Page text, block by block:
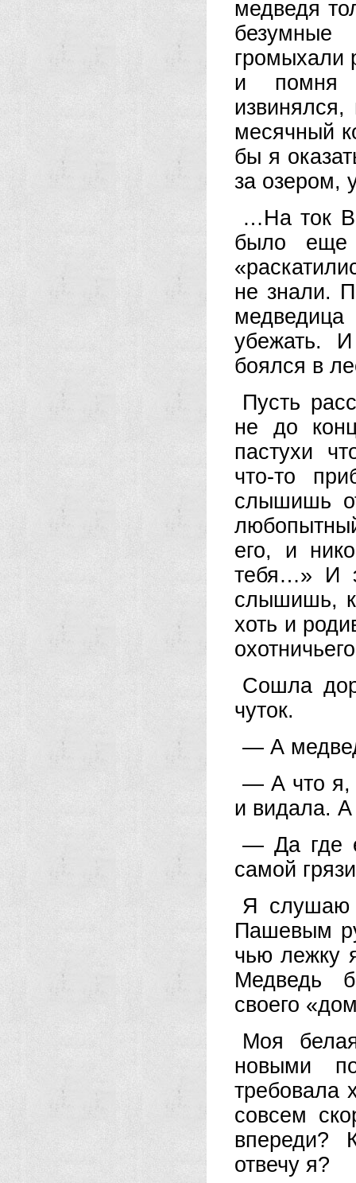
медведя
громыхали
и помня
месячный
бы я
за озером,
…На ток
было еще
не знали.
убежать.
боялся в
Пусть
не до
пастухи
что-то
слышишь
его, и
тебя…» И
слышишь,
хоть и
Сошла
чуток.
— А
— А что я,
и видала. А
— Да где
самой
Я слушаю
Пашевым
чью лежку
Медведь
своего
Моя
новыми
требовала
совсем
впереди?
отвечу я?